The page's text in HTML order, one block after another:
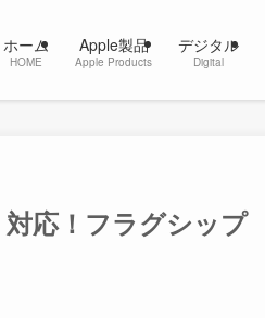
ホーム
HOME
Apple製品
Apple Products
デジタル
Digital
応！フラグシップ